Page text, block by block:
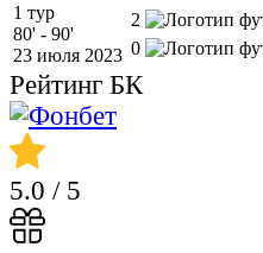
1 тур
80' - 90'
23 июля 2023
2
0
Рейтинг БК
5.0 / 5